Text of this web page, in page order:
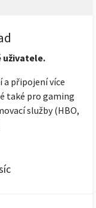
uživatele.
připojení více
také pro gaming
služby (HBO,